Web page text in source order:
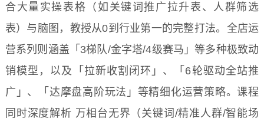
合大量实操表格（如关键词推广拉升表、人群筛选
表）与脑图，教授从0到行业第一的完整打法。全店运
营系列则涵盖「3梯队/金字塔/4级赛马」等多种极致动
销模型，以及「拉新收割闭环」、「6轮驱动全站推
广」、「达摩盘高阶玩法」等精细化运营策略。课程
同时深度解析 万相台无界（关键词/精准人群/智能场